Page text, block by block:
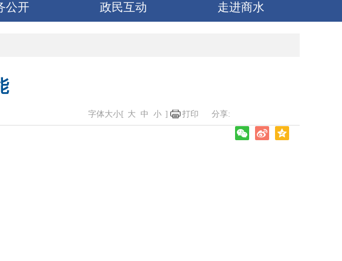
公开 政民互动 走进商水
字体大小[ 大 中 小 ] 打印